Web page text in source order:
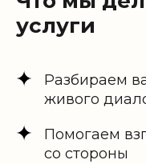
услуги
Разбираем
живого
Помогаем
со стороны
Что вы